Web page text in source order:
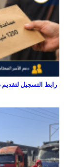
رابط التسجيل لتقديم